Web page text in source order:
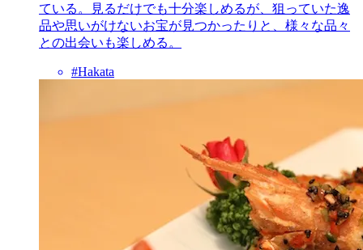
ている。見るだけでも十分楽しめるが、狙っていた逸
品や思いがけないお宝が見つかったりと、様々な品々
との出会いも楽しめる。
#Hakata